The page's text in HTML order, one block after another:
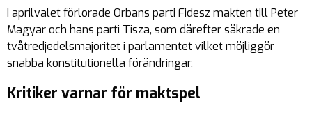
I aprilvalet förlorade Orbans parti Fidesz makten till Peter
Magyar och hans parti Tisza, som därefter säkrade en
tvåtredjedelsmajoritet i parlamentet vilket möjliggör
snabba konstitutionella förändringar.
Kritiker varnar för maktspel